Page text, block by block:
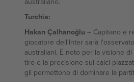
Turchia:
Hakan Çalhanoğlu – Capitano e
giocatore dell'Inter sarà
australiani. È noto per la visione
tiro e la precisione sui calci
gli permettono di dominare la